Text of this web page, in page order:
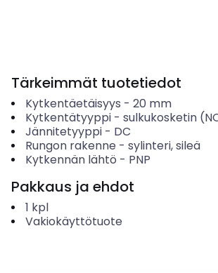
Tärkeimmät tuotetiedot
Kytkentäetäisyys - 20 mm
Kytkentätyyppi- sulkukosketin
Jännitetyyppi- DC
Rungon rakenne - sylinteri, sileä
Kytkennän lähtö - PNP
Pakkaus ja ehdot
1 kpl
Vakiokäyttötuote